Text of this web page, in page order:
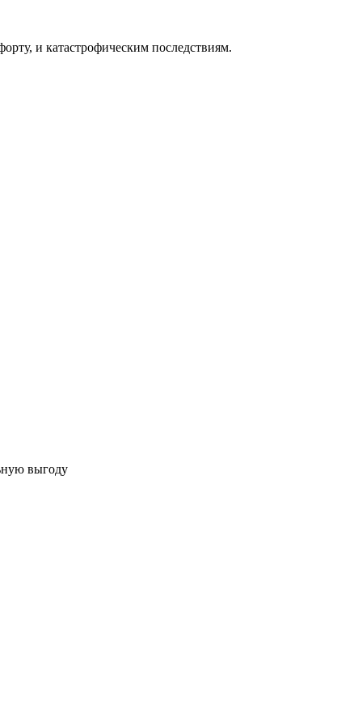
и катастрофическим последствиям.
выгоду